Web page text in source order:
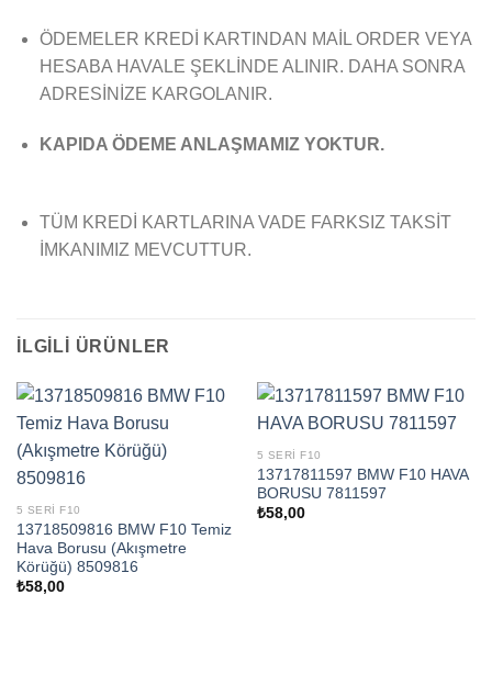
ÖDEMELER KREDİ KARTINDAN MAİL ORDER VEYA
HESABA HAVALE ŞEKLİNDE ALINIR. DAHA SONRA
ADRESİNİZE KARGOLANIR.
KAPIDA ÖDEME ANLAŞMAMIZ YOKTUR.
TÜM KREDİ KARTLARINA VADE FARKSIZ TAKSİT
İMKANIMIZ MEVCUTTUR.
İLGILI ÜRÜNLER
5 SERI F10
13718509816 BMW F10 Temiz
Hava Borusu (Akışmetre
Körüğü) 8509816
₺58,00
5 SERI F10
13717811597 BMW F10 HAVA
BORUSU 7811597
₺58,00